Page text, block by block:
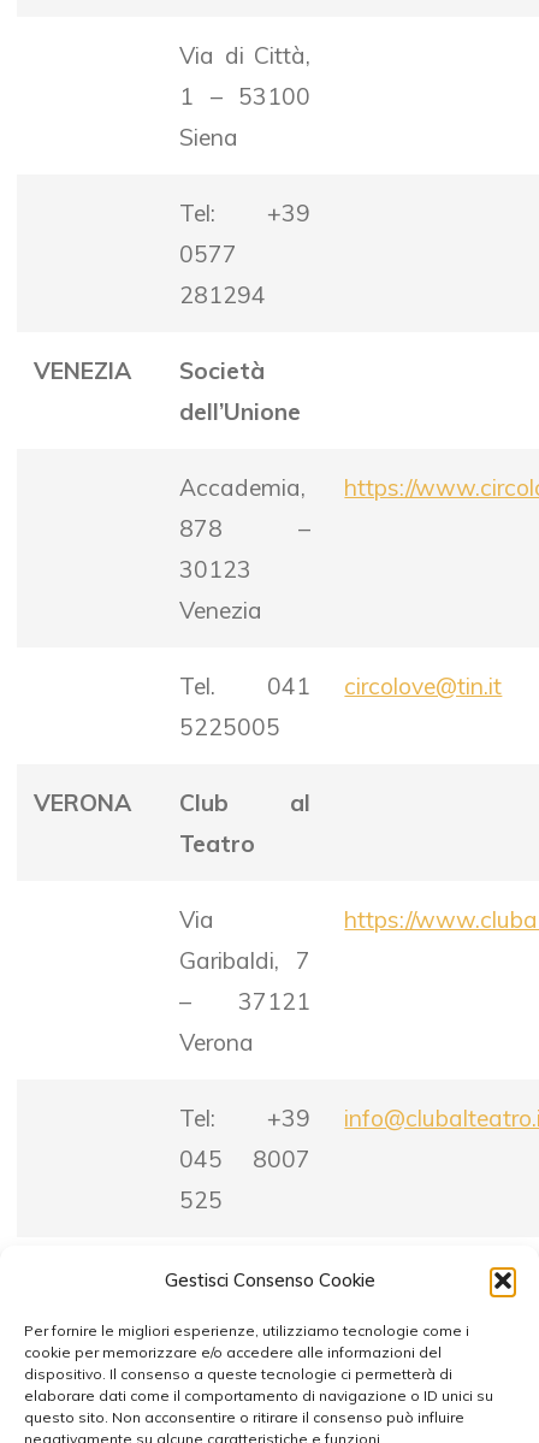
Gestisci Consenso Cookie
Per fornire le migliori esperienze, utilizziamo tecnologie come i
cookie per memorizzare e/o accedere alle informazioni del
dispositivo. Il consenso a queste tecnologie ci permetterà di
elaborare dati come il comportamento di navigazione o ID unici su
questo sito. Non acconsentire o ritirare il consenso può influire
negativamente su alcune caratteristiche e funzioni.
Via di Città,
1 – 53100
Siena
Tel: +39
0577
281294
VENEZIA
Società
dell’Unione
Accademia,
878 –
30123
Venezia
https://
Tel. 041
5225005
circolove@tin.it
VERONA
Club al
Teatro
Via
Garibaldi, 7
– 37121
Verona
https://
Tel: +39
045 8007
525